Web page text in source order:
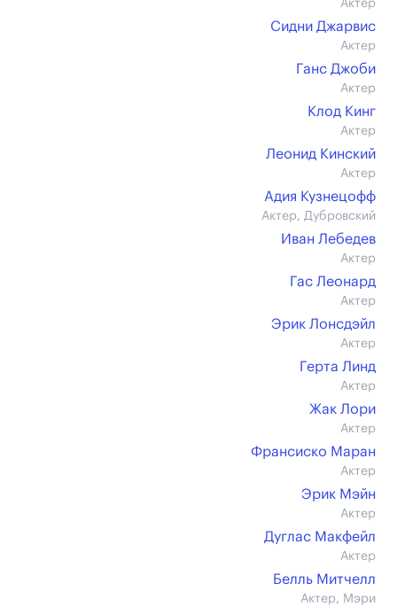
Актер
Сидни Джарвис
Актер
Ганс Джоби
Актер
Клод Кинг
Актер
Леонид Кинский
Актер
Адия Кузнецофф
Актер, Дубровский
Иван Лебедев
Актер
Гас Леонард
Актер
Эрик Лонсдэйл
Актер
Герта Линд
Актер
Жак Лори
Актер
Франсиско Маран
Актер
Эрик Мэйн
Актер
Дуглас Макфейл
Актер
Белль Митчелл
Актер, Мэри